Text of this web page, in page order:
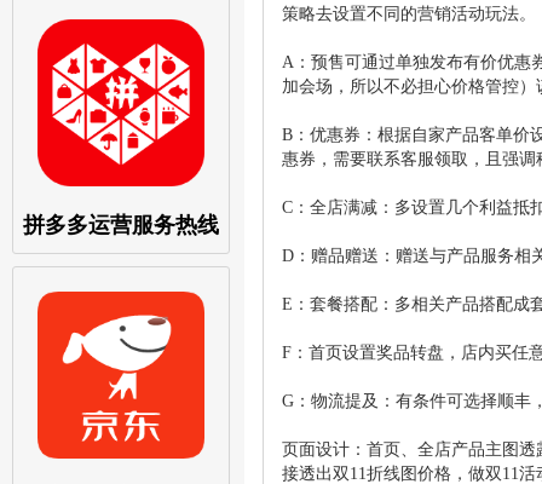
拼多多运营服务热线
策略去设置不同的营销活动玩法。
A：预售可通过单独发布有价优惠
加会场，所以不必担心价格管控
B：优惠券：根据自家产品客单价
惠券，需要联系客服领取，且强
C：全店满减：多设置几个利益抵
D：赠品赠送：赠送与产品服务相
E：套餐搭配：多相关产品搭配成
F：首页设置奖品转盘，店内买任
G：物流提及：有条件可选择顺丰
页面设计：首页、全店产品主图
接透出双11折线图价格，做双11